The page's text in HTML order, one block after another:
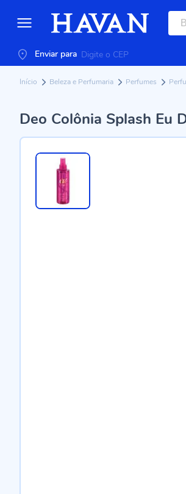
Enviar para
Início Beleza e Perfumaria Perfumes
Deo Colônia Splash Eu